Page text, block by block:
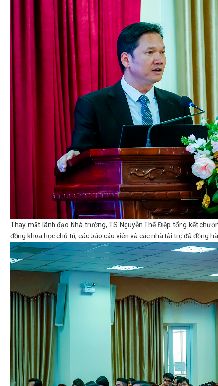
Thay mặt lãnh đạo Nhà trường, TS Nguyễn Thế Điệp tổng kết
đồng khoa học chủ trì, các báo cáo viên và các nhà tài trợ đã đồng